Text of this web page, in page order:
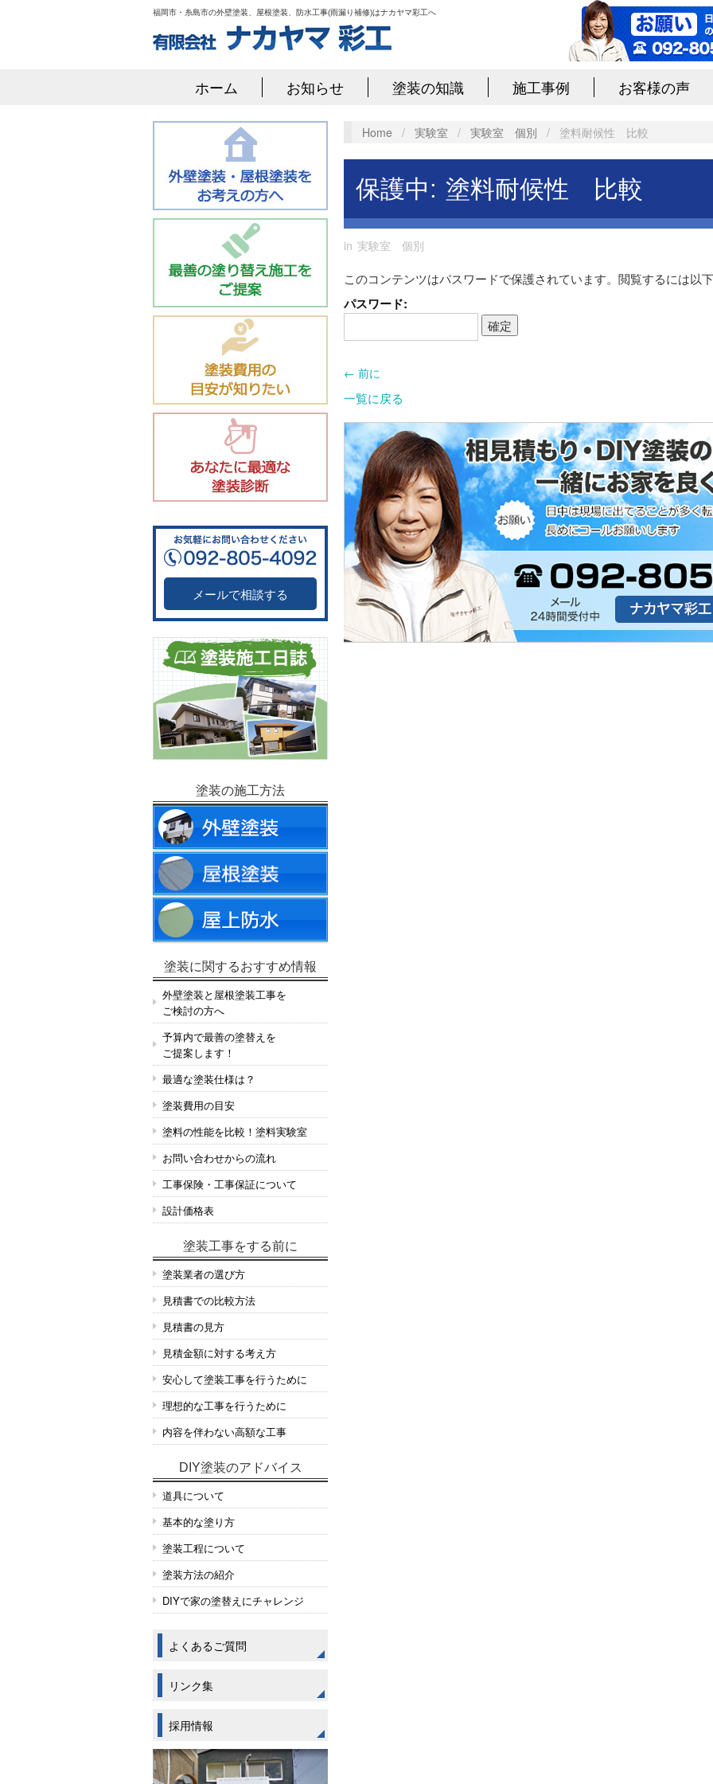
福岡市・糸島市の外壁塗装、屋根塗装、防水工事(雨漏り補修)はナカヤマ彩工へ
ホーム お知らせ 塗装の知識 施工事例 お客様の声
メールで相談する
塗装の施工方法
塗装に関するおすすめ情報
外壁塗装と屋根塗装工事を
ご検討の方へ
予算内で最善の塗替えを
ご提案します！
最適な塗装仕様は？
塗装費用の目安
塗料の性能を比較！塗料実験室
お問い合わせからの流れ
工事保険・工事保証について
設計価格表
塗装工事をする前に
塗装業者の選び方
見積書での比較方法
見積書の見方
見積金額に対する考え方
安心して塗装工事を行うために
理想的な工事を行うために
内容を伴わない高額な工事
DIY塗装のアドバイス
道具について
基本的な塗り方
塗装工程について
塗装方法の紹介
DIYで家の塗替えにチャレンジ
よくあるご質問
リンク集
採用情報
Home / 実験室 / 実験室 個別 / 塗料耐候性 比較
保護中: 塗料耐候性 比較
in 実験室 個別
このコンテンツはパスワードで保護されています。閲覧するには以
パスワード:
← 前に
一覧に戻る